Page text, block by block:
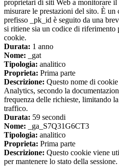
proprietari di siti Web a monitorare
misurare le prestazioni del sito. È
prefisso _pk_id è seguito da una
si ritiene sia un codice di
cookie.
Durata: 1 anno
Nome: _gat
Tipologia: analitico
Proprieta: Prima parte
Descrizione: Questo nome di
Analytics, secondo la
frequenza delle richieste, limitando
traffico.
Durata: 59 secondi
Nome: _ga_S7Q31G6CT3
Tipologia: analitico
Proprieta: Prima parte
Descrizione: Questo cookie viene
per mantenere lo stato della sessione.